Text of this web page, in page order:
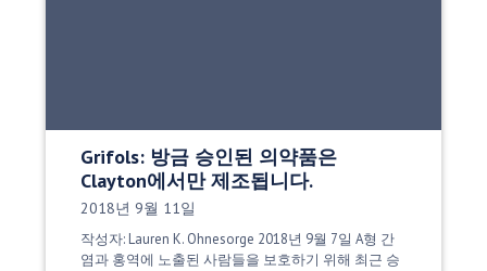
Grifols: 방금 승인된 의약품은
Clayton에서만 제조됩니다.
게시 날짜:
2018년 9월 11일
작성자: Lauren K. Ohnesorge 2018년 9월 7일 A형 간
염과 홍역에 노출된 사람들을 보호하기 위해 최근 승